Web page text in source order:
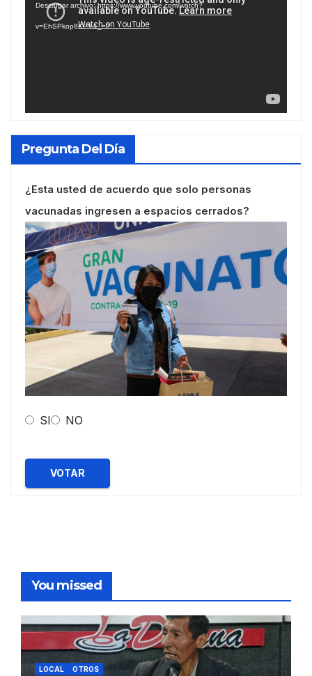
vídeo
Descargar archivo: https://www.youtube.com/watch?
v=EhSPkop8KPY&_=2
Pregunta Del Día
¿Esta usted de acuerdo que solo personas
vacunadas ingresen a espacios cerrados?
SI NO
VOTAR
You missed
LOCAL OTROS